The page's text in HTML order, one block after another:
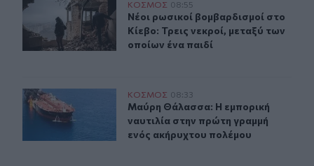
Νέοι ρωσικοί βομβαρδισμοί στο Κίεβο: Τρεις νεκροί,
ΚΟΣΜΟΣ 08:55
Νέοι ρωσικοί βομβαρδισμοί στο
Νέοι ρωσικοί βομβαρδισμοί στο
Κίεβο: Τρεις νεκροί, μεταξύ των
οποίων ένα παιδί
Μαύρη Θάλασσα: Η εμπορική ναυτιλία στην πρώτη
ΚΟΣΜΟΣ 08:33
Μαύρη Θάλασσα: Η εμπορική
Μαύρη Θάλασσα: Η εμπορική
ναυτιλία στην πρώτη γραμμή
ενός ακήρυχτου πολέμου